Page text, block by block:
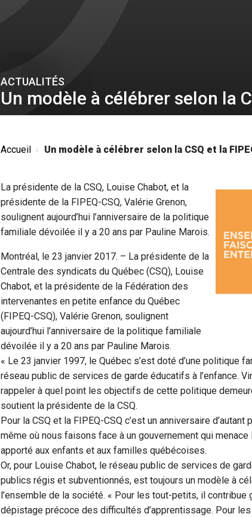
ACTUALITÉS
Un modèle à célébrer selon la
Accueil Un modèle à célébrer selon la CSQ et la
La présidente de la CSQ, Louise Chabot, et la
présidente de la FIPEQ-CSQ, Valérie Grenon,
soulignent aujourd’hui l’anniversaire de la politique
familiale dévoilée il y a 20 ans par Pauline Marois.
Montréal, le 23 janvier 2017. – La présidente de la
Centrale des syndicats du Québec (CSQ), Louise
Chabot, et la présidente de la Fédération des
intervenantes en petite enfance du Québec
(FIPEQ-CSQ), Valérie Grenon, soulignent
aujourd’hui l’anniversaire de la politique familiale
dévoilée il y a 20 ans par Pauline Marois.
« Le 23 janvier 1997, le Québec s’est doté d’une politique
réseau public de services de garde éducatifs à l’enfance.
rappeler à quel point les objectifs de cette politique
soutient la présidente de la CSQ.
Pour la CSQ et la FIPEQ-CSQ c’est un anniversaire
même où nous faisons face à un gouvernement qui
apporté aux enfants et aux familles québécoises.
Or, pour Louise Chabot, le réseau public de services de
publics régis et subventionnés, est toujours un modèle à
l’ensemble de la société. « Pour les tout-petits, il contribue
dépistage précoce des difficultés d’apprentissage. Pour